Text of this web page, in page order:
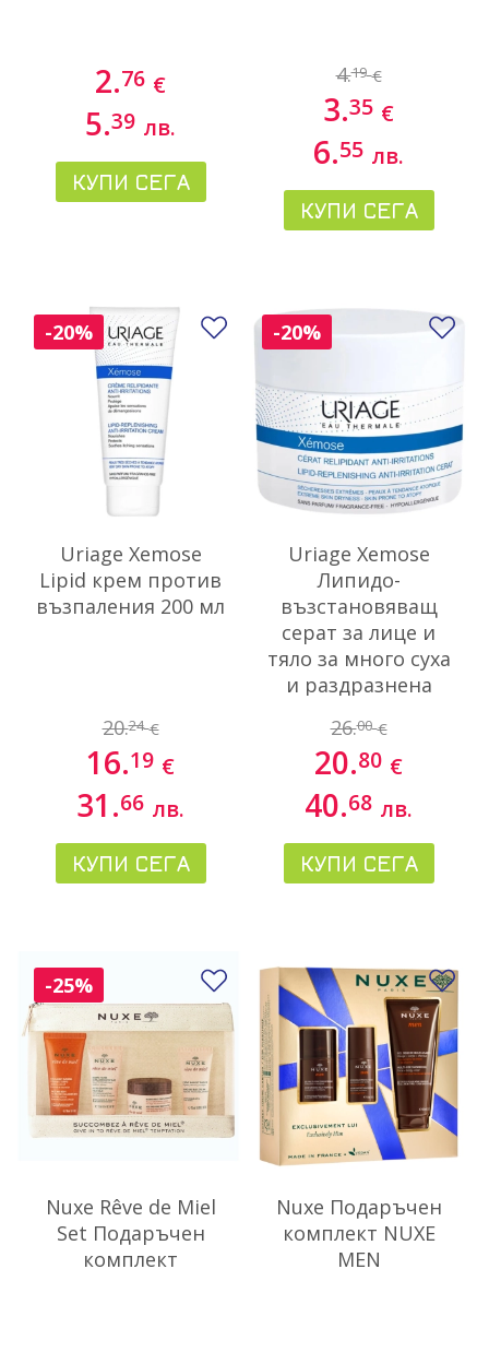
2.76 €
5.39 лв.
КУПИ СЕГА
4.19 €
3.35 €
6.55 лв.
КУПИ СЕГА
Uriage Xemose
Lipid крем против
възпаления 200 мл
20.24 €
16.19 €
31.66 лв.
КУПИ СЕГА
-20% Добави в любими
Uriage Xemose
Липидо-
възстановяващ
серат за лице и
тяло за много суха
и раздразнена
26.00 €
20.80 €
40.68 лв.
КУПИ СЕГА
-20%
Nuxe Rêve de Miel
Set Подаръчен
комплект
-25% Добави в любими
Nuxe Подаръчен
комплект NUXE
MEN